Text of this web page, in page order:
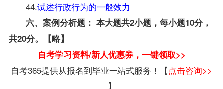
44.试述行政行为的一般效力
六、案例分析题： 本大题共2小题，每小题10分，
共20分。【略】
自考学习资料/新人优惠券，一键领取>>
自考365提供从报名到毕业一站式服务！【点击咨询>>
】